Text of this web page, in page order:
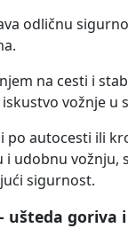
odličnu
na cesti i
vožnje u
po autocesti ili
i udobnu vožnju,
sigurnost.
ušteda goriva